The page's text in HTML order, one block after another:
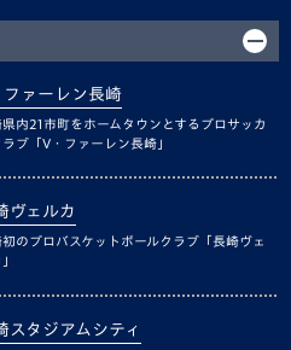
ファーレン長崎
県内21市町をホームタウンとするプロサッカ
ラブ「V・ファーレン長崎」
ヴェルカ
初のプロバスケットボールクラブ「長崎ヴェ
スタジアムシティ